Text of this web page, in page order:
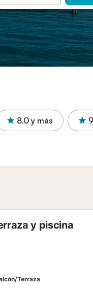
8,0 y más
y piscina
Terraza